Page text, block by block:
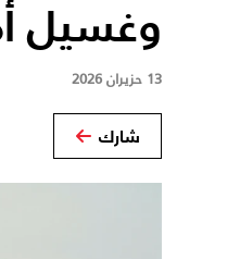
وغسيل
13 حزيران 2026
شارك